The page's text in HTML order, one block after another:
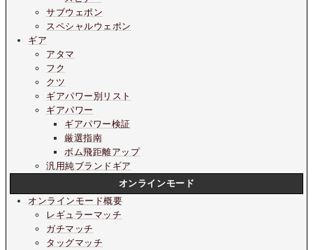
サブウェポン
スペシャルウェポン
ギア
アタマ
フク
クツ
ギアパワー別リスト
ギアパワー
ギアパワー検証
厳選指南
ボム飛距離アップ
汎用純ブランドギア
オンラインモード
オンラインモード概要
レギュラーマッチ
ガチマッチ
タッグマッチ